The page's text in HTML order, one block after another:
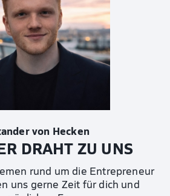
von Hecken
DRAHT ZU UNS
rund um die Entrepreneur
uns gerne Zeit für dich und